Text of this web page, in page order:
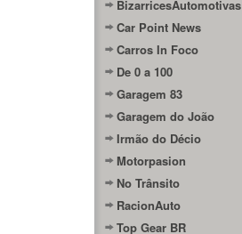
BizarricesAutomotivas
Car Point News
Carros In Foco
De 0 a 100
Garagem 83
Garagem do João
Irmão do Décio
Motorpasion
No Trânsito
RacionAuto
Top Gear BR